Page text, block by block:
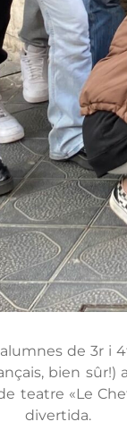
de 3r i
bien sûr!)
teatre «Le